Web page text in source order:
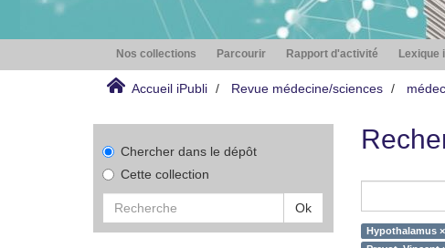
Nos collections Parcourir Rapport d'activité Lexique
Accueil iPubli Revue médecine/sciences
Chercher dans le dépôt
Cette collection
Ok
Hypothalamus ×